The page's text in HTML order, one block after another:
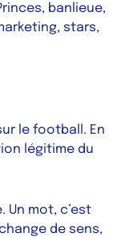
banlieue,
stars,
le football. En
légitime du
Un mot, c’est
de sens,